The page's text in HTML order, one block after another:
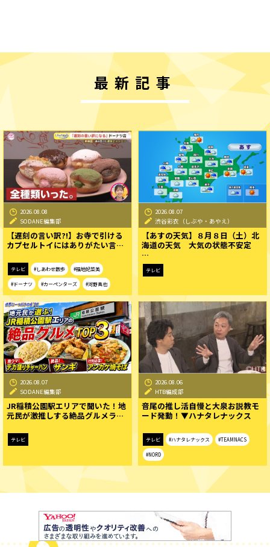
最新記事
2026.08.08
SODANE編集部
【遅刻の言い訳?!】お寺で引ける
カプセルトイにはありがたい言…
テレビ #しあわせ散歩 #福地妃菜美
#ドーナツ #カーペンターズ #河野真也
2026.08.07
渋谷彩衣（しぶや・あやえ）
【あすの天気】８月８日（土）北
海道の天気 大気の状態不安定
…
テレビ
2026.08.07
SODANE編集部
JR稲積公園駅エリアで聞いた！地
元民が激推しする絶品グルメラ…
テレビ
2026.08.06
HTB編成部
音尾の推し活自慢と大泉お説教モ
ード発動！▼ハナタレナックス
テレビ #ハナタレナックス #TEAMNACS
#NORD